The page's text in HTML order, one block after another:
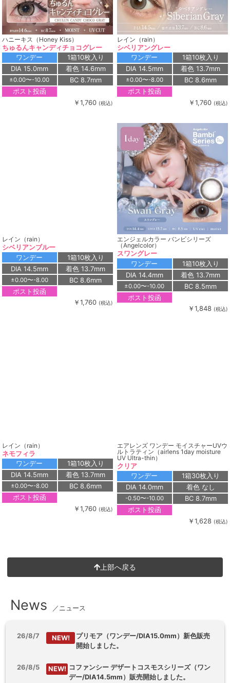
ハニーキス（Honey Kiss）
ちゅるんキャンディチョコグレー
ワンデー
1箱10枚入り
DIA 15.0mm
着色 14.6mm
±0.00〜-10.00
BC 8.7mm
ポスト投函
￥1,760 (税込)
レイン（rain）
シベリアングレー
ワンデー
1箱10枚入り
DIA 14.5mm
着色 13.7mm
±0.00〜-8.00
BC 8.6mm
ポスト投函
￥1,760 (税込)
レイン（rain）
シベリアンブルー
ワンデー
1箱10枚入り
DIA 14.5mm
着色 13.7mm
±0.00〜-8.00
BC 8.6mm
ポスト投函
￥1,760 (税込)
エンジェルカラー バンビシリーズ
（Angelcolor）
スワングレー
ワンデー
1箱10枚入り
DIA 14.4mm
着色 13.7mm
±0.00〜-10.00
BC 8.5mm
ポスト投函
￥1,848 (税込)
レイン（rain）
ネモフィラ
ワンデー
1箱10枚入り
DIA 14.5mm
着色 13.7mm
±0.00〜-8.00
BC 8.6mm
ポスト投函
￥1,760 (税込)
エアレンズ ワンデー モイスチャーUVウ
ルトラティン（airlens 1day moisture
UV Ultra-thin）
クリア
ワンデー
1箱30枚入り
DIA 14.0mm
着色 なし
-0.50〜-10.00
BC 8.7mm
ポスト投函
￥1,628 (税込)
上部へ戻る
News ／ニュース
26/8/7 NEW!
プリモア（ワンデー/DIA15.0mm）新色販売
開始しました。
26/8/5 NEW! コファンシー デザートコスモスシリーズ（ワン
デー/DIA14.5mm）販売開始しました。